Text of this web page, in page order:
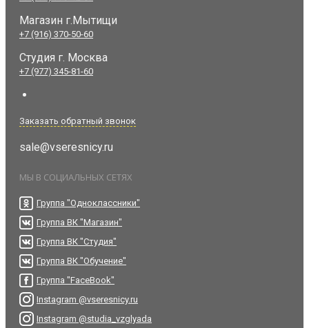
Магазин г.Мытищи
+7 (916) 370-50-60
Студия г. Москва
+7 (977) 345-81-60
Заказать обратный звонок
sale@vseresnicy.ru
МЫ В СОЦИАЛЬНЫХ СЕТЯХ
Группа "Одноклассники"
Группа ВК "Магазин"
Группа ВК "Студия"
Группа ВК "Обучение"
Группа "FaceBook"
Instagram @vseresnicy.ru
Instagram @studia_vzglyada